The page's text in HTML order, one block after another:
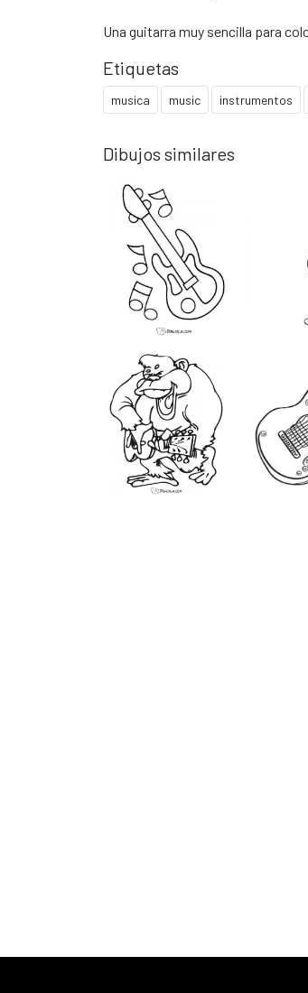
Una guitarra muy sencilla para
Etiquetas
musica music instrumentos
Dibujos similares